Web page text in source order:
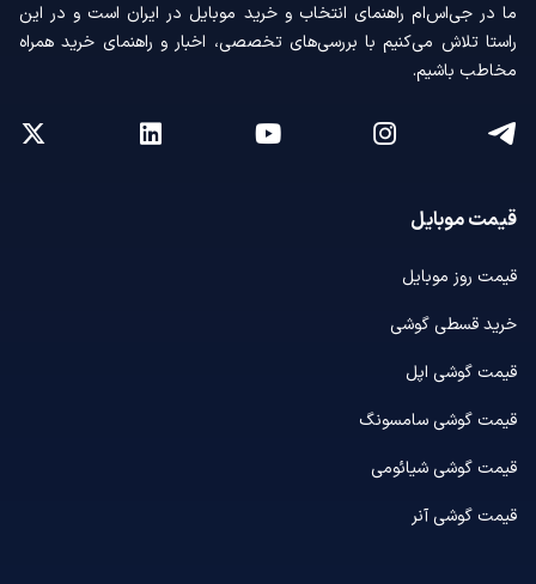
ما در جی‌اس‌ام راهنمای انتخاب و خرید موبایل در ایران است و در این
راستا تلاش می‌کنیم با بررسی‌های تخصصی، اخبار و راهنمای خرید همراه
مخاطب باشیم.
قیمت موبایل
قیمت روز موبایل
خرید قسطی گوشی
قیمت گوشی اپل
قیمت گوشی سامسونگ
قیمت گوشی شیائومی
قیمت گوشی آنر